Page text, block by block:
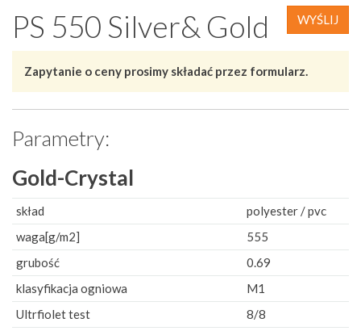
WYŚLIJ
PS 550 Silver& Gold
Zapytanie o ceny prosimy składać przez formularz.
Parametry:
Gold-Crystal
skład
polyester / pvc
waga[g/m2]
555
grubość
0.69
klasyfikacja ogniowa
M1
Ultrfiolet test
8/8